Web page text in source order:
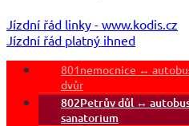
Jízdní řád linky - www.kodis.cz
Jízdní řád platný ihned
801nemocnice ↔
dvůr
802Petrův důl ↔
sanatorium